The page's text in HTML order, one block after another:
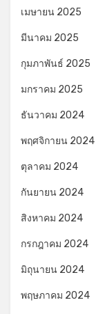
เมษายน 2025
มีนาคม 2025
กุมภาพันธ์ 2025
มกราคม 2025
ธันวาคม 2024
พฤศจิกายน 2024
ตุลาคม 2024
กันยายน 2024
สิงหาคม 2024
กรกฎาคม 2024
มิถุนายน 2024
พฤษภาคม 2024